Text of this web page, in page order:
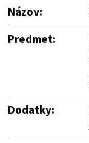
Názov:
Predmet:
Dodatky: